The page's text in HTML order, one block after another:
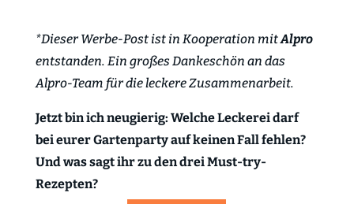
*Dieser Werbe-Post ist in Kooperation mitAlpro
entstanden. Ein großes Dankeschön an das
Alpro-Team für die leckere Zusammenarbeit.
Jetzt bin ich neugierig: Welche Leckerei darf
bei eurer Gartenparty auf keinen Fall fehlen?
Und was sagt ihr zu den drei Must-try-
Rezepten?